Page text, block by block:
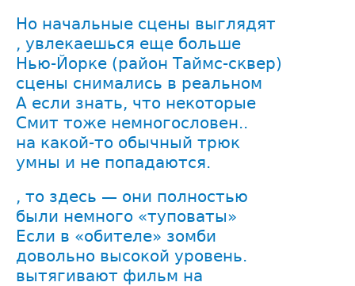
Но начальные сцены выглядят
, увлекаешься еще больше
Нью-Йорке (район Таймс-сквер)
сцены снимались в реальном
А если знать, что некоторые
Смит тоже немногословен..
на какой-то обычный трюк
умны и не попадаются.
, то здесь — они полностью
были немного «туповаты»
Если в «обителе» зомби
довольно высокой уровень.
вытягивают фильм на